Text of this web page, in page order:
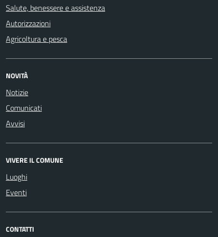
Salute, benessere e assistenza
Autorizzazioni
Agricoltura e pesca
NOVITÀ
Notizie
Comunicati
Avvisi
VIVERE IL COMUNE
Luoghi
Eventi
CONTATTI